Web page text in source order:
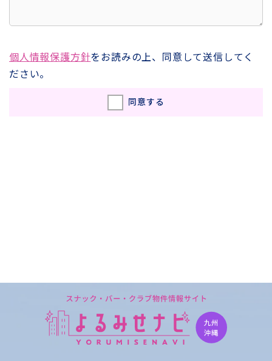
個人情報保護方針をお読みの上、同意して送信してく
ださい。
同意する